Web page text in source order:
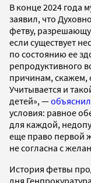
В конце 2024 года
заявил, что
фетву,
если существует
по состоянию ее
репродуктивного
причинам, скажем,
Учитывается и
детей», —объяснил
условия: равное
для каждой,
еще право первой
не согласна с
История фетвы
дня